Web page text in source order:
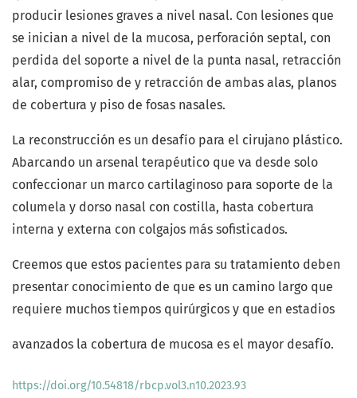
producir lesiones graves a nivel nasal. Con lesiones que
se inician a nivel de la mucosa, perforación septal, con
perdida del soporte a nivel de la punta nasal, retracción
alar, compromiso de y retracción de ambas alas, planos
de cobertura y piso de fosas nasales.
La reconstrucción es un desafío para el cirujano plástico.
Abarcando un arsenal terapéutico que va desde solo
confeccionar un marco cartilaginoso para soporte de la
columela y dorso nasal con costilla, hasta cobertura
interna y externa con colgajos más sofisticados.
Creemos que estos pacientes para su tratamiento deben
presentar conocimiento de que es un camino largo que
requiere muchos tiempos quirúrgicos y que en estadios
avanzados la cobertura de mucosa es el mayor desafío.
https://doi.org/10.54818/rbcp.vol3.n10.2023.93